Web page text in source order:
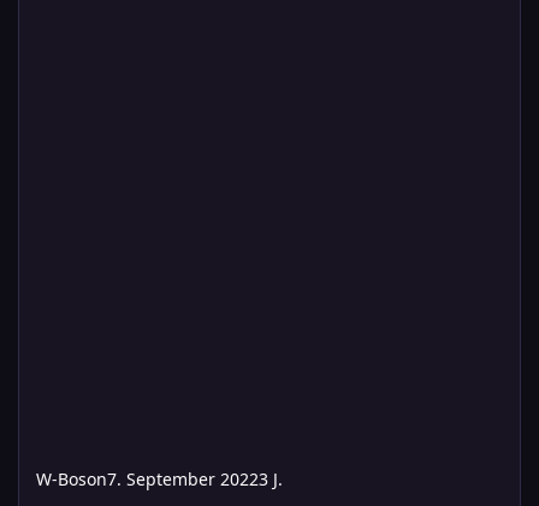
W-Boson7. September 20223 J.